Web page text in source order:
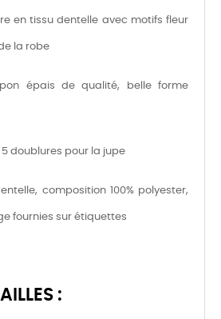
en tissu dentelle avec motifs fleur
la robe
épais de qualité, belle forme
doublures pour la jupe
composition 100% polyester,
fournies sur étiquettes
: